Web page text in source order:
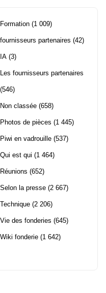
Formation (1 009)
fournisseurs partenaires (42)
IA (3)
Les fournisseurs partenaires
(546)
Non classée (658)
Photos de pièces (1 445)
Piwi en vadrouille (537)
Qui est qui (1 464)
Réunions (652)
Selon la presse (2 667)
Technique (2 206)
Vie des fonderies (645)
Wiki fonderie (1 642)